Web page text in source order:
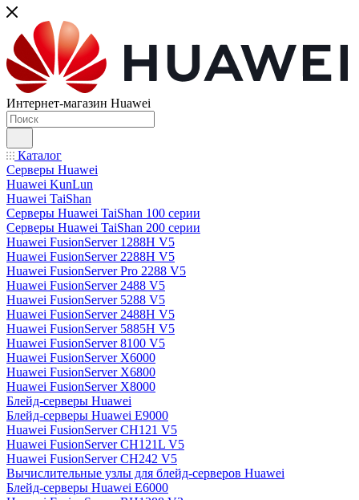
Интернет-магазин Huawei
Каталог
Серверы Huawei
Huawei KunLun
Huawei TaiShan
Серверы Huawei TaiShan 100 серии
Серверы Huawei TaiShan 200 серии
Huawei FusionServer 1288H V5
Huawei FusionServer 2288H V5
Huawei FusionServer Pro 2288 V5
Huawei FusionServer 2488 V5
Huawei FusionServer 5288 V5
Huawei FusionServer 2488H V5
Huawei FusionServer 5885H V5
Huawei FusionServer 8100 V5
Huawei FusionServer X6000
Huawei FusionServer X6800
Huawei FusionServer X8000
Блейд-серверы Huawei
Блейд-серверы Huawei E9000
Huawei FusionServer CH121 V5
Huawei FusionServer CH121L V5
Huawei FusionServer CH242 V5
Вычислительные узлы для блейд-серверов Huawei
Блейд-серверы Huawei E6000